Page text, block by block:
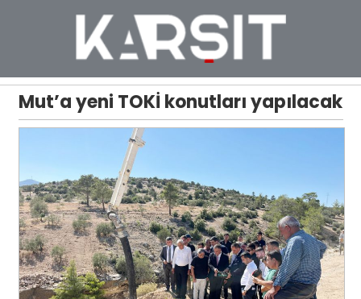
Mut’a yeni TOKİ konutları yapılacak